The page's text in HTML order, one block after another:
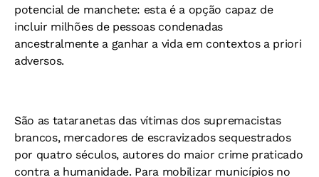
potencial de manchete: esta é a opção capaz de
incluir milhões de pessoas condenadas
ancestralmente a ganhar a vida em contextos a priori
adversos.
São as tataranetas das vítimas dos supremacistas
brancos, mercadores de escravizados sequestrados
por quatro séculos, autores do maior crime praticado
contra a humanidade. Para mobilizar municípios no